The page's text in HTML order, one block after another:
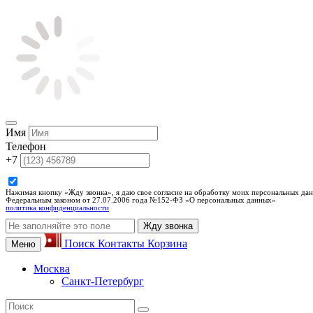
Имя
Телефон
+7
Нажимая кнопку «Жду звонка», я даю свое согласие на обработку моих персональных
Федеральным законом от 27.07.2006 года №152-ФЗ «О персональных данных»
политика конфиденциальности
Жду звонка
Меню
Поиск Контакты Корзина
Москва
Санкт-Петербург